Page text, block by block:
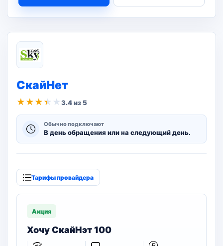
СкайНет
★ ★ ★ ★ ★3.4 из 5
Обычно подключают
В день обращения или на следующий день.
Тарифы провайдера
Акция
Хочу СкайНэт 100